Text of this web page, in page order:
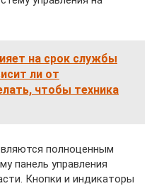
на срок службы
ли от
чтобы техника
полноценным
панель управления
Кнопки и индикаторы